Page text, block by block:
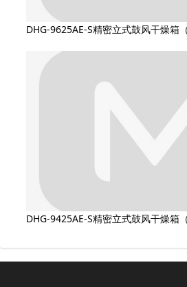
DHG-9625AE-S精密立式鼓风干燥箱（
DHG-9425AE-S精密立式鼓风干燥箱（